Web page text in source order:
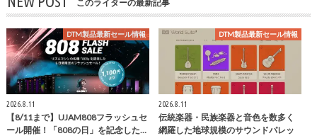
このライターの最新記事
DTM製品最新セール情報
2026.8.11
【8/11まで】UJAM808フラッシュセ
ール開催！「808の日」を記念した…
DTM製品最新セール情報
2026.8.11
伝統楽器・民族楽器と音色を数多く
網羅した地球規模のサウンドパレッ